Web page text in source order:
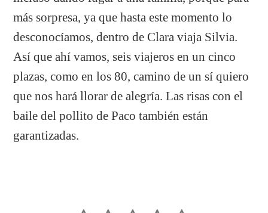
más sorpresa, ya que hasta este momento lo
desconocíamos, dentro de Clara viaja Silvia.
Así que ahí vamos, seis viajeros en un cinco
plazas, como en los 80, camino de un sí quiero
que nos hará llorar de alegría. Las risas con el
baile del pollito de Paco también están
garantizadas.